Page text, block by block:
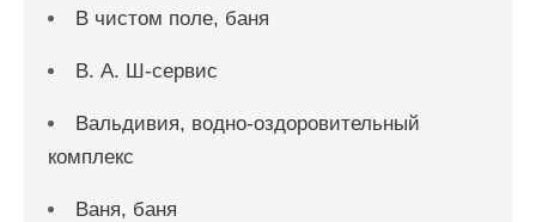
В чистом поле, баня
В. А. Ш-сервис
Вальдивия, водно-оздоровительный
комплекс
Ваня, баня